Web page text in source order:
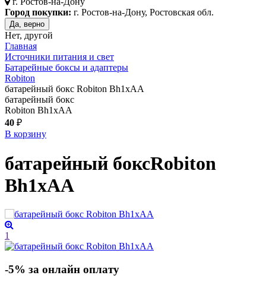
Город покупки: г. Ростов-на-Дону, Ростовская обл.
Да, верно
Нет, другой
Главная
Источники питания и свет
Батарейные боксы и адаптеры
Robiton
батарейный бокс Robiton Bh1xAA
батарейный бокс
Robiton Bh1xAA
40 ₽
В корзину
батарейный боксRobiton
Bh1xAA
1
-5% за онлайн оплату